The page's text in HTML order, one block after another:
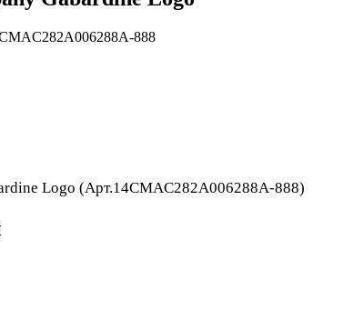
888
Logo (Арт.14CMAC282A006288A-888)